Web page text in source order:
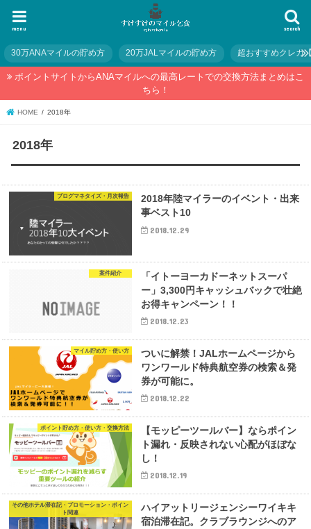
search
menu
30万ANAマイルの貯め方 20万JALマイルの貯め方 超おすすめクレカ
ポイントサイトからANAマイルへの最高レートでの交換方法まとめはこ
ちら！
HOME 2018年
2018年
ブログマネタイズ・月次報告
2018年陸マイラーのイベント・出来
事ベスト10
2018.12.29
案件紹介
「イトーヨーカドーネットスーパ
ー」3,300円キャッシュバックで壮絶
お得キャンペーン！！
2018.12.23
マイル貯め方・使い方
ついに解禁！JALホームページから
ワンワールド特典航空券の検索＆発
券が可能に。
2018.12.22
ポイント貯め方・使い方・交換方法
【モッピーツールバー】ならポイン
ト漏れ・反映されない心配がほぼな
し！
2018.12.19
その他ホテル滞在記・プロモーション・ポイン
ト関連
ハイアットリージェンシーワイキキ
宿泊滞在記。クラブラウンジへのア